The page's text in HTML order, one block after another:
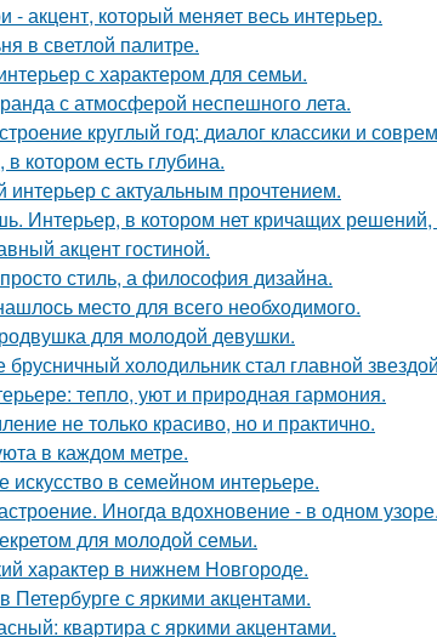
- акцент, который меняет весь интерьер.
в светлой палитре.
с характером для семьи.
с атмосферой неспешного лета.
круглый год: диалог классики и
котором есть глубина.
интерьер с актуальным прочтением.
Интерьер, в котором нет кричащих
акцент гостиной.
стиль, а философия дизайна.
место для всего необходимого.
для молодой девушки.
брусничный холодильник стал главной
тепло, уют и природная гармония.
не только красиво, но и практично.
в каждом метре.
в семейном интерьере.
Иногда вдохновение - в одном узоре.
для молодой семьи.
характер в нижнем Новгороде.
Петербурге с яркими акцентами.
квартира с яркими акцентами.